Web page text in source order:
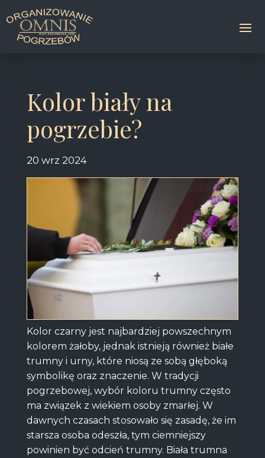
Kolor biały na
pogrzebie?
20 wrz 2024
Kolor czarny jest najbardziej powszechnym
kolorem żałoby, jednak istnieją również białe
trumny i urny, które niosą ze sobą głęboką
symbolikę oraz znaczenie. W tradycji
pogrzebowej, wybór koloru trumny często
ma związek z wiekiem osoby zmarłej. W
dawnych czasach stosowało się zasadę, że im
starsza osoba odeszła, tym ciemniejszy
powinien być odcień trumny. Biała trumna